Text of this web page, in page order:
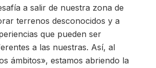
a salir de nuestra zona de
terrenos desconocidos y a
que pueden ser
a las nuestras. Así, al
ámbitos», estamos abriendo la